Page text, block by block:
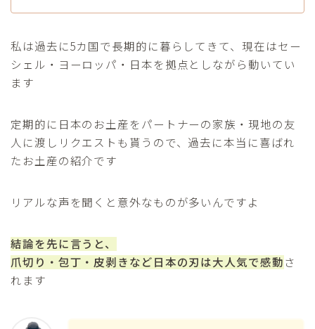
私は過去に5カ国で長期的に暮らしてきて、現在はセー
シェル・ヨーロッパ・日本を拠点としながら動いてい
ます
定期的に日本のお土産をパートナーの家族・現地の友
人に渡しリクエストも貰うので、過去に本当に喜ばれ
たお土産の紹介です
リアルな声を聞くと意外なものが多いんですよ
結論を先に言うと、
爪切り・包丁・皮剥きなど日本の刃は大人気で感動さ
れます